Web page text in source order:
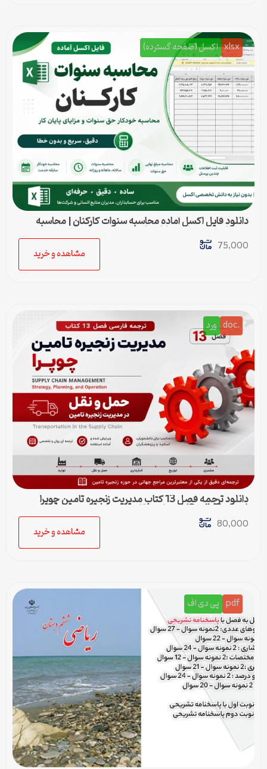
xlsx اکسل (صفحه گسترده)
دانلود فایل اکسل آماده محاسبه سنوات کارکنان | محاسبه
75,000
مشاهده و خرید
.doc ورد
دانلود ترجمه فصل 13 کتاب مدیریت زنجیره تامین چوپرا
80,000
مشاهده و خرید
pdf پی دی اف